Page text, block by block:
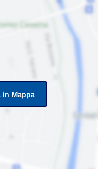
in Mappa